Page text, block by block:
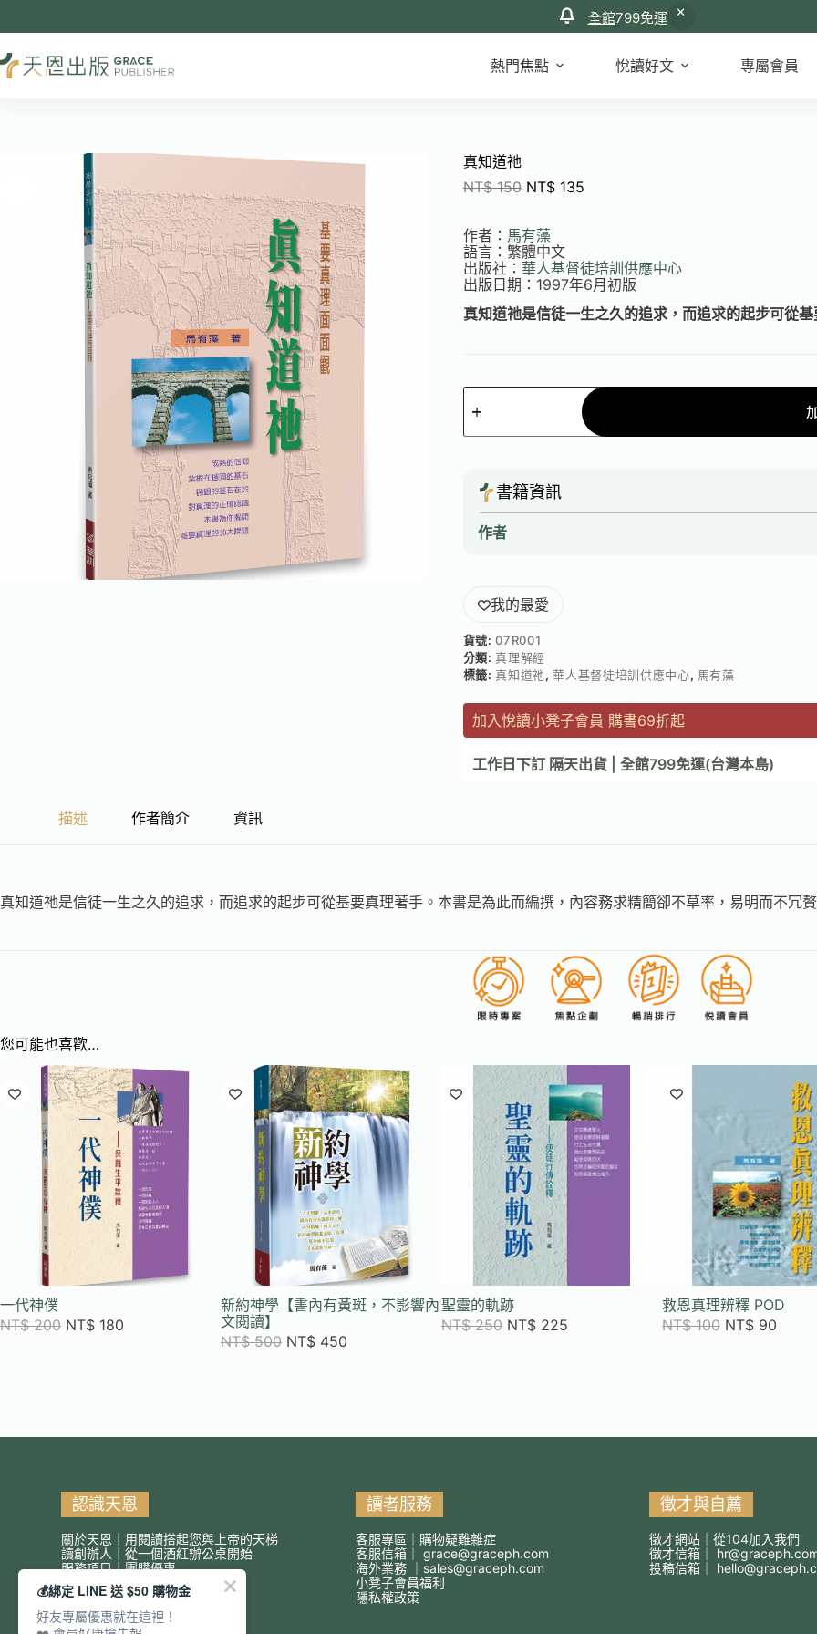
全館799免運
熱門焦點 悅讀好文 專屬會員
真知道祂
NT$150 NT$135
作者： 馬有藻
語言：繁體中文
出版社： 華人基督徒培訓供應中心
出版日期：1997年6月初版
真知道祂是信徒一生之久的追求，而追求的起步可從基
書籍資訊
作者
我的最愛
貨號:07R001
分類:真理解經
標籤:真知道祂,華人基督徒培訓供應中心, 馬有藻
加入悅讀小凳子會員 購書69折起
工作日下訂 隔天出貨 | 全館799免運(台灣本島)
描述 作者簡介 資訊
真知道祂是信徒一生之久的追求，而追求的起步可從基要真理著手。本書是為此而編撰，內容務求精簡卻不草率，易明而不冗
您可能也喜歡…
一代神僕
NT$200 NT$ 180
新約神學【書內有黃斑，不影響內
文閱讀】
NT$500 NT$450
聖靈的軌跡
NT$250 NT$225
救恩真理辨釋 POD
NT$100 NT$90
認識天恩
關於天恩｜用閱讀搭起您與上帝的天梯
讀創辦人｜從一個酒紅辦公桌開始
服務項目｜團購優惠
讀者服務
客服專區｜購物疑難雜症
客服信箱｜ grace@graceph.com
海外業務 ｜ sales@graceph.com
小凳子會員福利
隱私權政策
徵才與自薦
徵才網站｜從104加入我們
徵才信箱｜
投稿信箱｜
💰綁定 LINE 送 $50 購物金
好友專屬優惠就在這裡！